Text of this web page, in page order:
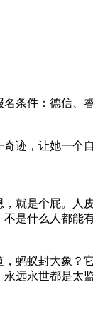
条件：德信、睿
，让她一个
是个屁。人
是什么人都能有
蚁封大象？
远永世都是